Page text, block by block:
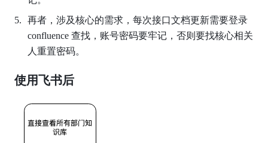
再者，涉及核心的需求，每次接口文档更新需要登录
confluence 查找，账号密码要牢记，否则要找核心相关
人重置密码。
使用飞书后